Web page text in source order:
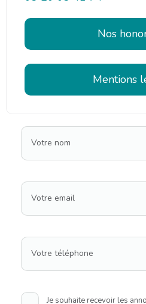
Nos
Mentions
Votre nom
Votre email
Votre téléphone
Je souhaite recevoir les